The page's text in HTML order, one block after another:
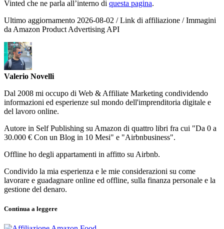
Vinted che ne parla all’interno di questa pagina.
Ultimo aggiornamento 2026-08-02 / Link di affiliazione / Immagini
da Amazon Product Advertising API
Valerio Novelli
Dal 2008 mi occupo di Web & Affiliate Marketing condividendo
informazioni ed esperienze sul mondo dell'imprenditoria digitale e
del lavoro online.
Autore in Self Publishing su Amazon di quattro libri fra cui "Da 0 a
30.000 € Con un Blog in 10 Mesi" e "Airbnbusiness".
Offline ho degli appartamenti in affitto su Airbnb.
Condivido la mia esperienza e le mie considerazioni su come
lavorare e guadagnare online ed offline, sulla finanza personale e la
gestione del denaro.
Continua a leggere